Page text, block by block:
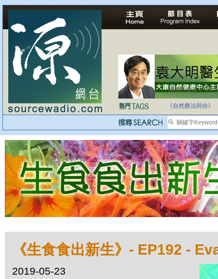
法治社會並不等同
《自然療法與你》
《生食食出新生》- EP192 -
2019-05-23